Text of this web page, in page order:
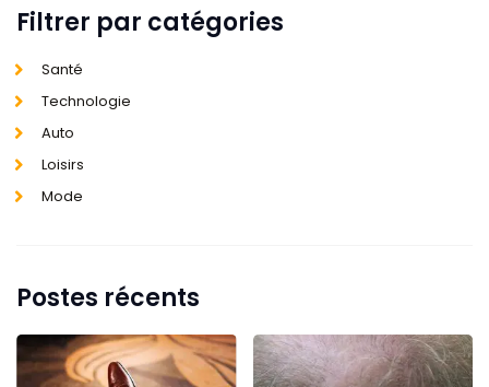
Filtrer par catégories
Santé
Technologie
Auto
Loisirs
Mode
Postes récents